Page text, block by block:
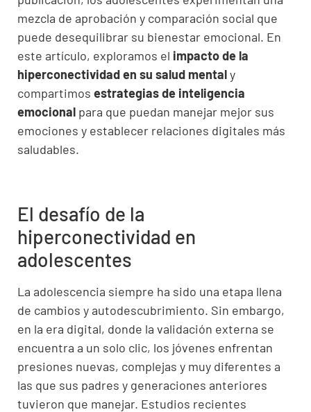
mezcla de aprobación y comparación social que
puede desequilibrar su bienestar emocional. En
este artículo, exploramos el impacto de la
hiperconectividad en su salud mentaly
compartimos estrategias de inteligencia
emocional para que puedan manejar mejor sus
emociones y establecer relaciones digitales más
saludables.
El desafío de la
hiperconectividad en
adolescentes
La adolescencia siempre ha sido una etapa llena
de cambios y autodescubrimiento. Sin embargo,
en la era digital, donde la validación externa se
encuentra a un solo clic, los jóvenes enfrentan
presiones nuevas, complejas y muy diferentes a
las que sus padres y generaciones anteriores
tuvieron que manejar. Estudios recientes